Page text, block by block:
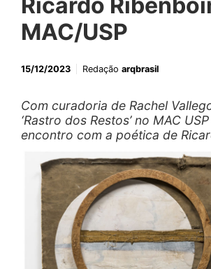
Ricardo
MAC/USP
15/12/2023 Redação arqbrasil
Com curadoria de Rachel
‘Rastro dos Restos’ no MAC
encontro com a poética de